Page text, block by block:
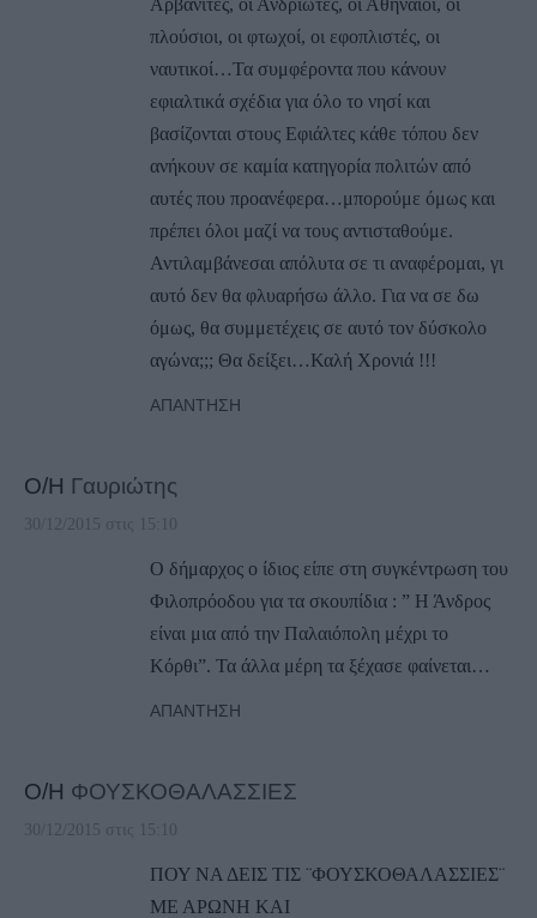
πλούσιοι, οι φτωχοί, οι εφοπλιστές, οι
ναυτικοί…Τα συμφέροντα που κάνουν
εφιαλτικά σχέδια για όλο το νησί και
βασίζονται στους Εφιάλτες κάθε τόπου δεν
ανήκουν σε καμία κατηγορία πολιτών από
αυτές που προανέφερα…μπορούμε όμως και
πρέπει όλοι μαζί να τους αντισταθούμε.
Αντιλαμβάνεσαι απόλυτα σε τι αναφέρομαι, γι
αυτό δεν θα φλυαρήσω άλλο. Για να σε δω
όμως, θα συμμετέχεις σε αυτό τον δύσκολο
αγώνα;;; Θα δείξει…Καλή Χρονιά !!!
ΑΠΆΝΤΗΣΗ
Ο/Η Γαυριώτης
30/12/2015 στις 15:10
Ο δήμαρχος ο ίδιος είπε στη συγκέντρωση του
Φιλοπρόοδου για τα σκουπίδια : ” Η Άνδρος
είναι μια από την Παλαιόπολη μέχρι το
Κόρθι”. Τα άλλα μέρη τα ξέχασε φαίνεται…
ΑΠΆΝΤΗΣΗ
Ο/Η ΦΟΥΣΚΟΘΑΛΑΣΣΙΕΣ
30/12/2015 στις 15:10
ΠΟΥ ΝΑ ΔΕΙΣ ΤΙΣ ¨ΦΟΥΣΚΟΘΑΛΑΣΣΙΕΣ¨
ΜΕ ΑΡΩΝΗ ΚΑΙ